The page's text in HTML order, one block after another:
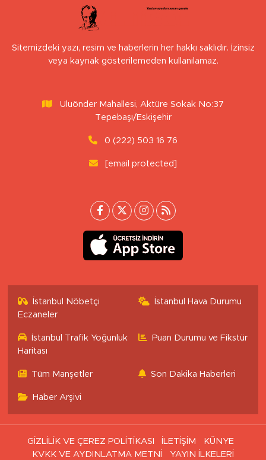
Sitemizdeki yazı, resim ve haberlerin her hakkı saklıdır. İzinsiz
veya kaynak gösterilemeden kullanılamaz.
Uluönder Mahallesi, Aktüre Sokak No:37
Tepebaşı/Eskişehir
0 (222) 503 16 76
[email protected]
İstanbul Nöbetçi
Eczaneler
İstanbul Hava Durumu
İstanbul Trafik Yoğunluk
Haritası
Puan Durumu ve Fikstür
Tüm Manşetler Son Dakika Haberleri
Haber Arşivi
GİZLİLİK VE ÇEREZ POLİTİKASI İLETİŞİM
KÜNYE
KVKK VE AYDINLATMA METNİ
YAYIN İLKELERİ